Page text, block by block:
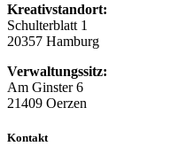
Kreativstandort:
Schulterblatt 1
20357 Hamburg
Verwaltungssitz:
Am Ginster 6
21409 Oerzen
Kontakt